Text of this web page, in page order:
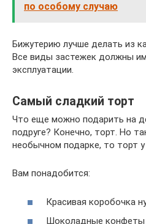
по особому случаю
Бижутерию лучше делать из
Все виды застежек должны
эксплуатации.
Самый сладкий торт
Что еще можно подарить на
подруге? Конечно, торт. Но
необычном подарке, то торт
Вам понадобится:
Красивая коробочка
Шоколадные конфеты